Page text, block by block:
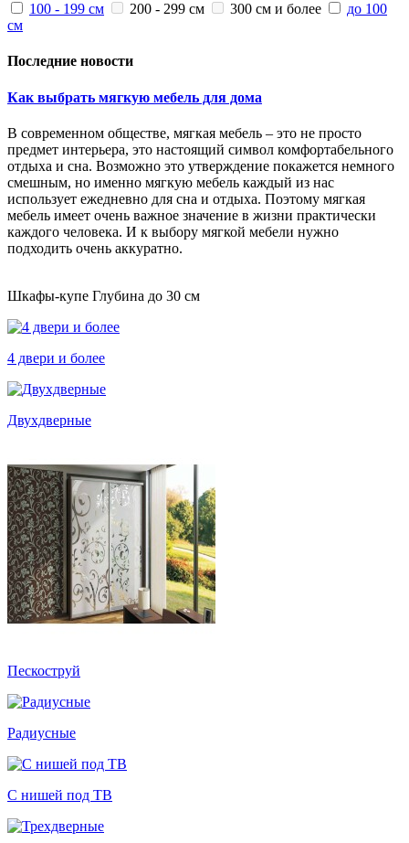
100 - 199 см
200 - 299 см 300 см и более
до 100
см
Последние новости
Как выбрать мягкую мебель для дома
В современном обществе, мягкая мебель – это не просто
предмет интерьера, это настоящий символ комфортабельного
отдыха и сна. Возможно это утверждение покажется немного
смешным, но именно мягкую мебель каждый из нас
использует ежедневно для сна и отдыха. Поэтому мягкая
мебель имеет очень важное значение в жизни практически
каждого человека. И к выбору мягкой мебели нужно
подходить очень аккуратно.
Шкафы-купе Глубина до 30 см
4 двери и более
Двухдверные
Пескоструй
Радиусные
С нишей под ТВ